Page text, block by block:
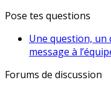
Pose tes questions
Une question, un
message à
Forums de discussion